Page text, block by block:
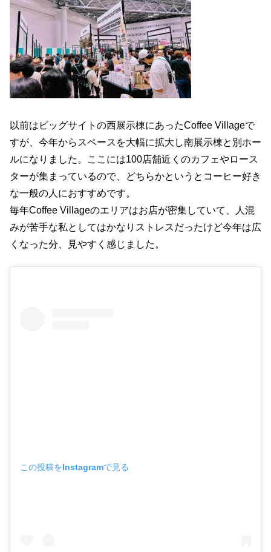
以前はビッグサイトの西展示棟にあったCoffee Villageで
すが、今年からスペースを大幅に拡大し南展示棟と別ホー
ルになりました。ここには100店舗近くのカフェやロース
ターが集まっているので、どちらかというとコーヒー好き
な一般の人におすすめです。
毎年Coffee Villageのエリアはお店が密集していて、人混
みが苦手な私としてはかなりストレスだったけど今年は広
くなった分、見やすく感じました。
この投稿をInstagramで見る